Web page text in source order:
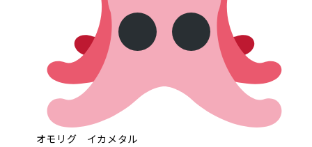
オモリグ イカメタル